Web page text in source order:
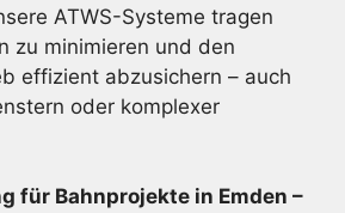
ATWS-Systeme tragen
zu minimieren und den
effizient abzusichern – auch
oder komplexer
für Bahnprojekte in Emden –